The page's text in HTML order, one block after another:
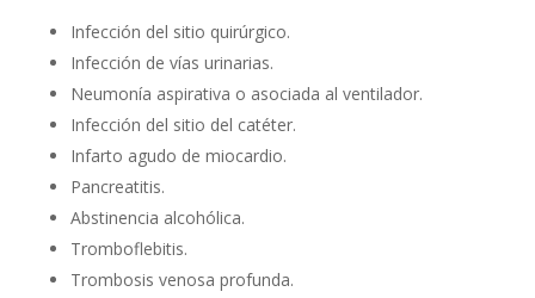
Infección del sitio quirúrgico.
Infección de vías urinarias.
Neumonía aspirativa o asociada al ventilador.
Infección del sitio del catéter.
Infarto agudo de miocardio.
Pancreatitis.
Abstinencia alcohólica.
Tromboflebitis.
Trombosis venosa profunda.